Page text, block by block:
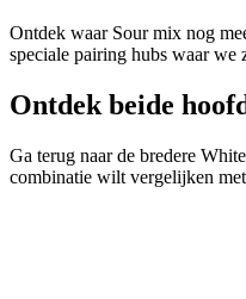
Ontdek waar Sour mix nog
speciale pairing hubs waar we
Ontdek beide
Ga terug naar de bredere
combinatie wilt vergelijken